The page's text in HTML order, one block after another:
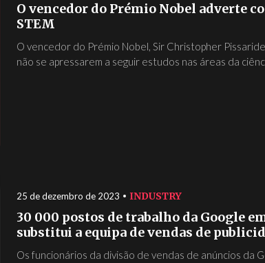
O vencedor do Prémio Nobel adverte
STEM
O vencedor do Prémio Nobel, Sir Christopher
não se apressarem a seguir estudos nas áreas da
25 de dezembro de 2023 INDUSTRY
30 000 postos de trabalho da Google
substitui a equipa de vendas de
Os funcionários da divisão de vendas de anúncios da